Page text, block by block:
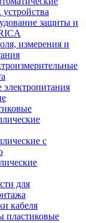
защиты и
измерения и
с
для
кабеля
пластиковые